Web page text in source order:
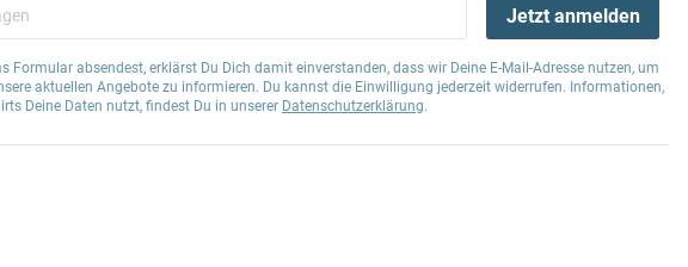
Jetzt anmelden
Formular absendest, erklärst Du Dich damit einverstanden, dass wir Deine E-Mail-Adresse nutzen, um
aktuellen Angebote zu informieren. Du kannst die Einwilligung jederzeit widerrufen. Informationen,
Deine Daten nutzt, findest Du in unserer Datenschutzerklärung.